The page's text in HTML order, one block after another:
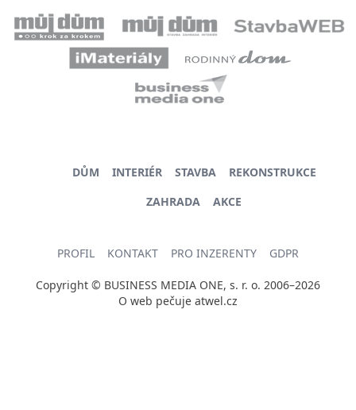
DŮM INTERIÉR STAVBA
REKONSTRUKCE
ZAHRADA
AKCE
PROFIL KONTAKT PRO INZERENTY GDPR
Copyright © BUSINESS MEDIA ONE, s. r. o. 2006–2026